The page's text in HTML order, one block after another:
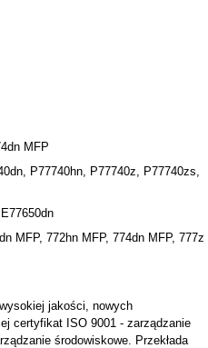
MFP
P77740hn, P77740z, P77740zs,
MFP, 772hn MFP, 774dn MFP, 777z
jakości, nowych
certyfikat ISO 9001 - zarządzanie
środowiskowe. Przekłada